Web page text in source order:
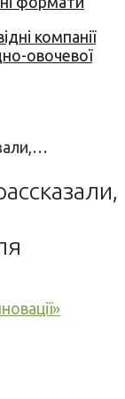
компанії
овочевої